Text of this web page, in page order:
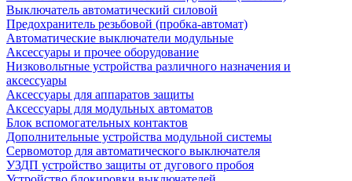
Выключатель автоматический силовой
Предохранитель резьбовой (пробка-автомат)
Автоматические выключатели модульные
Аксессуары и прочее оборудование
Низковольтные устройства различного назначения и
аксессуары
Аксессуары для аппаратов защиты
Аксессуары для модульных автоматов
Блок вспомогательных контактов
Дополнительные устройства модульной системы
Сервомотор для автоматического выключателя
УЗДП устройство защиты от дугового пробоя